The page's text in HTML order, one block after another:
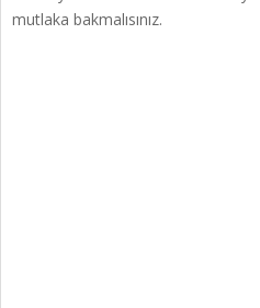
mutlaka bakmalısınız.